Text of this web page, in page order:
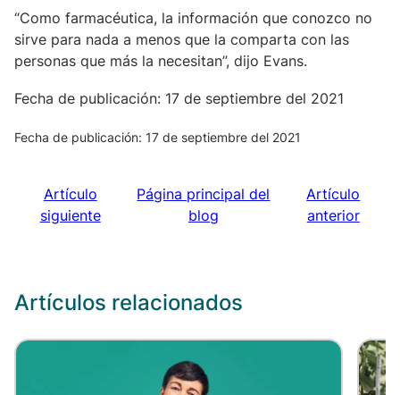
“Como farmacéutica, la información que conozco no
sirve para nada a menos que la comparta con las
personas que más la necesitan”, dijo Evans.
Fecha de publicación: 17 de septiembre del 2021
Fecha de publicación: 17 de septiembre del 2021
Artículo
siguiente
Página principal del
blog
Artículo
anterior
Artículos relacionados